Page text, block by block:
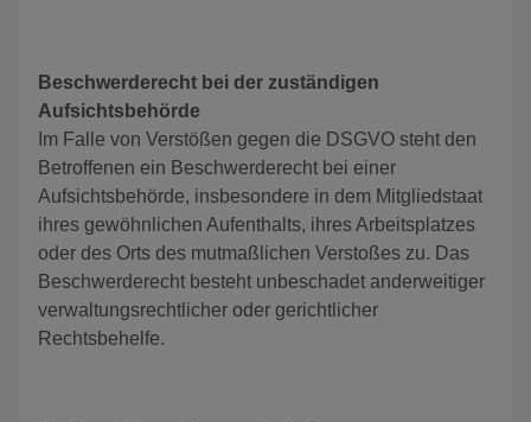
Beschwerderecht bei der zuständigen
Aufsichtsbehörde
Im Falle von Verstößen gegen die DSGVO steht den
Betroffenen ein Beschwerderecht bei einer
Aufsichtsbehörde, insbesondere in dem Mitgliedstaat
ihres gewöhnlichen Aufenthalts, ihres Arbeitsplatzes
oder des Orts des mutmaßlichen Verstoßes zu. Das
Beschwerderecht besteht unbeschadet anderweitiger
verwaltungsrechtlicher oder gerichtlicher
Rechtsbehelfe.